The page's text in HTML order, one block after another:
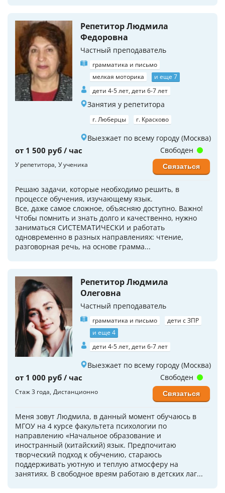
Репетитор Людмила
Федоровна
Частный преподаватель
грамматика и письмо
мелкая моторика
и еще 7
дети 4-5 лет, дети 6-7 лет
Занятия у репетитора
г. Люберцы г. Красково
Выезжает по всему городу (Москва)
от 1 500 руб / час
У репетитора У ученика
Решаю задачи, которые необходимо решить, в
процессе обучения, изучающему язык.
Все, даже самое сложное, объясняю доступно. Важно!
Чтобы помнить и знать долго и качественно, нужно
заниматься СИСТЕМАТИЧЕСКИ и работать
одновременно в разных направлениях: чтение,
разговорная речь, на основе грамма...
Свободен
Связаться
Репетитор Людмила
Олеговна
Частный преподаватель
грамматика и письмо
дети с ЗПР
и еще 4
дети 4-5 лет, дети 6-7 лет
Выезжает по всему городу (Москва)
от 1 000 руб / час
Стаж 3 года Дистанционно
Меня зовут Людмила, в данный момент обучаюсь в
МГОУ на 4 курсе факультета психологии по
направлению «Начальное образование и
иностранный (китайский) язык. Предпочитаю
творческий подход к обучению, стараюсь
поддерживать уютную и теплую атмосферу на
занятиях. В свободное вреям работаю в детских лаг...
Свободен
Связаться